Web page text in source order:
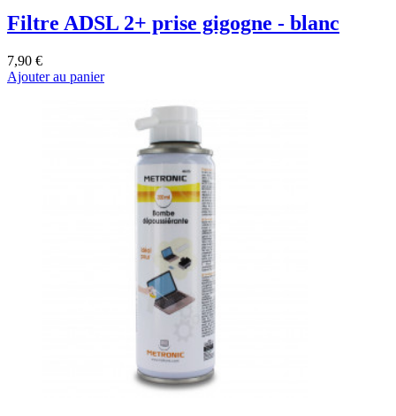
Filtre ADSL 2+ prise gigogne - blanc
7,90 €
Ajouter au panier